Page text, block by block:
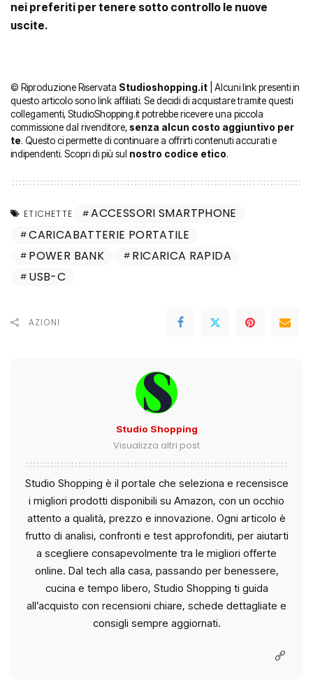
nei preferiti per tenere sotto controllo le nuove
uscite.
© Riproduzione Riservata Studioshopping.it | Alcuni link presenti in
questo articolo sono link affiliati. Se decidi di acquistare tramite questi
collegamenti, StudioShopping.it potrebbe ricevere una piccola
commissione dal rivenditore, senza alcun costo aggiuntivo per
te. Questo ci permette di continuare a offrirti contenuti accurati e
indipendenti. Scopri di più sul nostro codice etico.
ETICHETTE
ACCESSORI SMARTPHONE
CARICABATTERIE PORTATILE
POWER BANK
RICARICA RAPIDA
USB-C
AZIONI
Studio Shopping
Visualizza altri post
Studio Shopping è il portale che seleziona e recensisce
i migliori prodotti disponibili su Amazon, con un occhio
attento a qualità, prezzo e innovazione. Ogni articolo è
frutto di analisi, confronti e test approfonditi, per aiutarti
a scegliere consapevolmente tra le migliori offerte
online. Dal tech alla casa, passando per benessere,
cucina e tempo libero, Studio Shopping ti guida
all’acquisto con recensioni chiare, schede dettagliate e
consigli sempre aggiornati.